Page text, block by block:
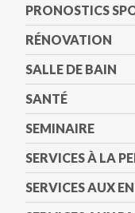
PRONOSTICS
RÉNOVATION
SALLE DE BAIN
SANTÉ
SEMINAIRE
SERVICES À LA
SERVICES AUX